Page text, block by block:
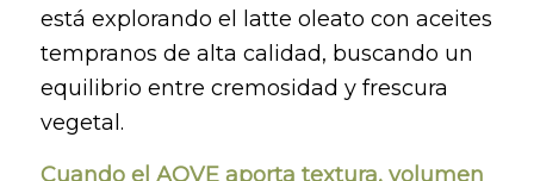
está explorando el latte oleato con aceites
tempranos de alta calidad, buscando un
equilibrio entre cremosidad y frescura
vegetal.
Cuando el AOVE aporta textura, volumen